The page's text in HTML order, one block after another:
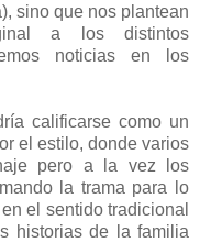
sino que nos plantean
a los distintos
noticias en los
calificarse como un
el estilo, donde varios
pero a la vez los
la trama para lo
el sentido tradicional
historias de la familia